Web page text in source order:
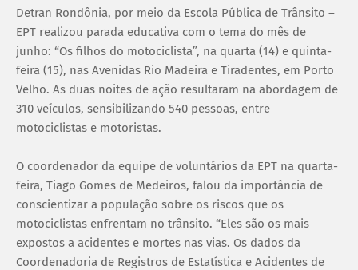
Detran Rondônia, por meio da Escola Pública de Trânsito –
EPT realizou parada educativa com o tema do mês de
junho: “Os filhos do motociclista”, na quarta (14) e quinta-
feira (15), nas Avenidas Rio Madeira e Tiradentes, em Porto
Velho. As duas noites de ação resultaram na abordagem de
310 veículos, sensibilizando 540 pessoas, entre
motociclistas e motoristas.
O coordenador da equipe de voluntários da EPT na quarta-
feira, Tiago Gomes de Medeiros, falou da importância de
conscientizar a população sobre os riscos que os
motociclistas enfrentam no trânsito. “Eles são os mais
expostos a acidentes e mortes nas vias. Os dados da
Coordenadoria de Registros de Estatística e Acidentes de